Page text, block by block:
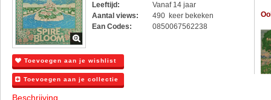
Leeftijd:
Vanaf 14 jaar
Aantal views:
490 keer bekeken
Ean Codes:
0850067562238
Toevoegen aan je wishlist
Toevoegen aan je collectie
Beschrijving